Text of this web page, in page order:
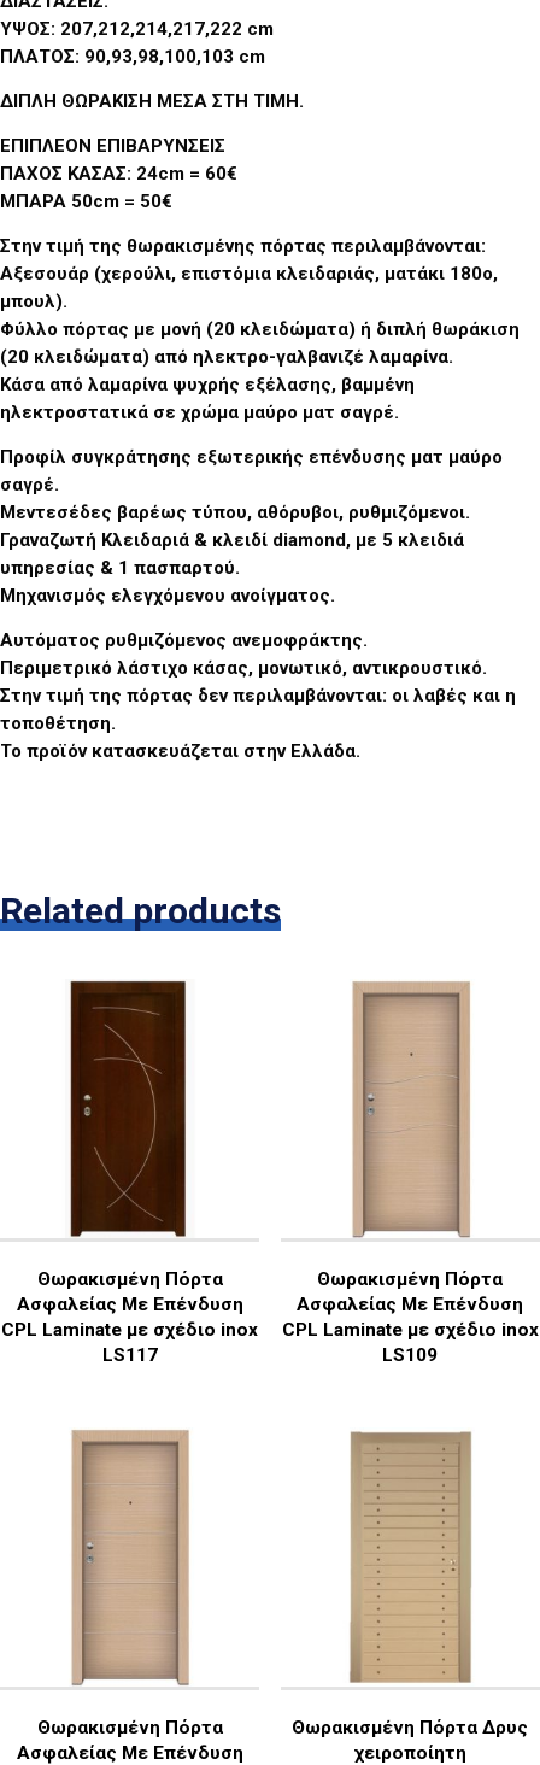
ΥΨΟΣ: 207,212,214,217,222 cm
ΠΛΑΤΟΣ: 90,93,98,100,103 cm
ΔΙΠΛΗ ΘΩΡΑΚΙΣΗ ΜΕΣΑ ΣΤΗ ΤΙΜΗ.
ΕΠΙΠΛΕΟΝ ΕΠΙΒΑΡΥΝΣΕΙΣ
ΠΑΧΟΣ ΚΑΣΑΣ: 24cm = 60€
ΜΠΑΡΑ 50cm = 50€
Στην τιμή της θωρακισμένης πόρτας περιλαμβάνονται:
Αξεσουάρ (χερούλι, επιστόμια κλειδαριάς, ματάκι 180ο,
μπουλ).
Φύλλο πόρτας με μονή (20 κλειδώματα) ή διπλή θωράκιση
(20 κλειδώματα) από ηλεκτρο-γαλβανιζέ λαμαρίνα.
Κάσα από λαμαρίνα ψυχρής εξέλασης, βαμμένη
ηλεκτροστατικά σε χρώμα μαύρο ματ σαγρέ.
Προφίλ συγκράτησης εξωτερικής επένδυσης ματ μαύρο
σαγρέ.
Μεντεσέδες βαρέως τύπου, αθόρυβοι, ρυθμιζόμενοι.
Γραναζωτή Κλειδαριά & κλειδί diamond, με 5 κλειδιά
υπηρεσίας & 1 πασπαρτού.
Μηχανισμός ελεγχόμενου ανοίγματος.
Αυτόματος ρυθμιζόμενος ανεμοφράκτης.
Περιμετρικό λάστιχο κάσας, μονωτικό, αντικρουστικό.
Στην τιμή της πόρτας δεν περιλαμβάνονται: οι λαβές και η
τοποθέτηση.
Το προϊόν κατασκευάζεται στην Ελλάδα.
Related products
Θωρακισμένη Πόρτα
Ασφαλείας Με Επένδυση
CPL Laminate με σχέδιο inox
LS117
Θωρακισμένη Πόρτα
Ασφαλείας Με Επένδυση
CPL Laminate με σχέδιο inox
LS109
Θωρακισμένη Πόρτα
Ασφαλείας Με Επένδυση
Θωρακισμένη Πόρτα Δρυς
χειροποίητη